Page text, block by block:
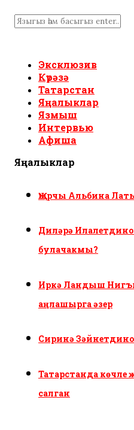
Эксклюзив
Күрәзә
Татарстан
Яңалыклар
Язмыш
Интервью
Афиша
Яңалыклар
Җырчы Альбина
Диләрә
булачакмы?
Иркә Ландыш
аңлашырга әзер
Сиринә
Татарстанда көчле
салган